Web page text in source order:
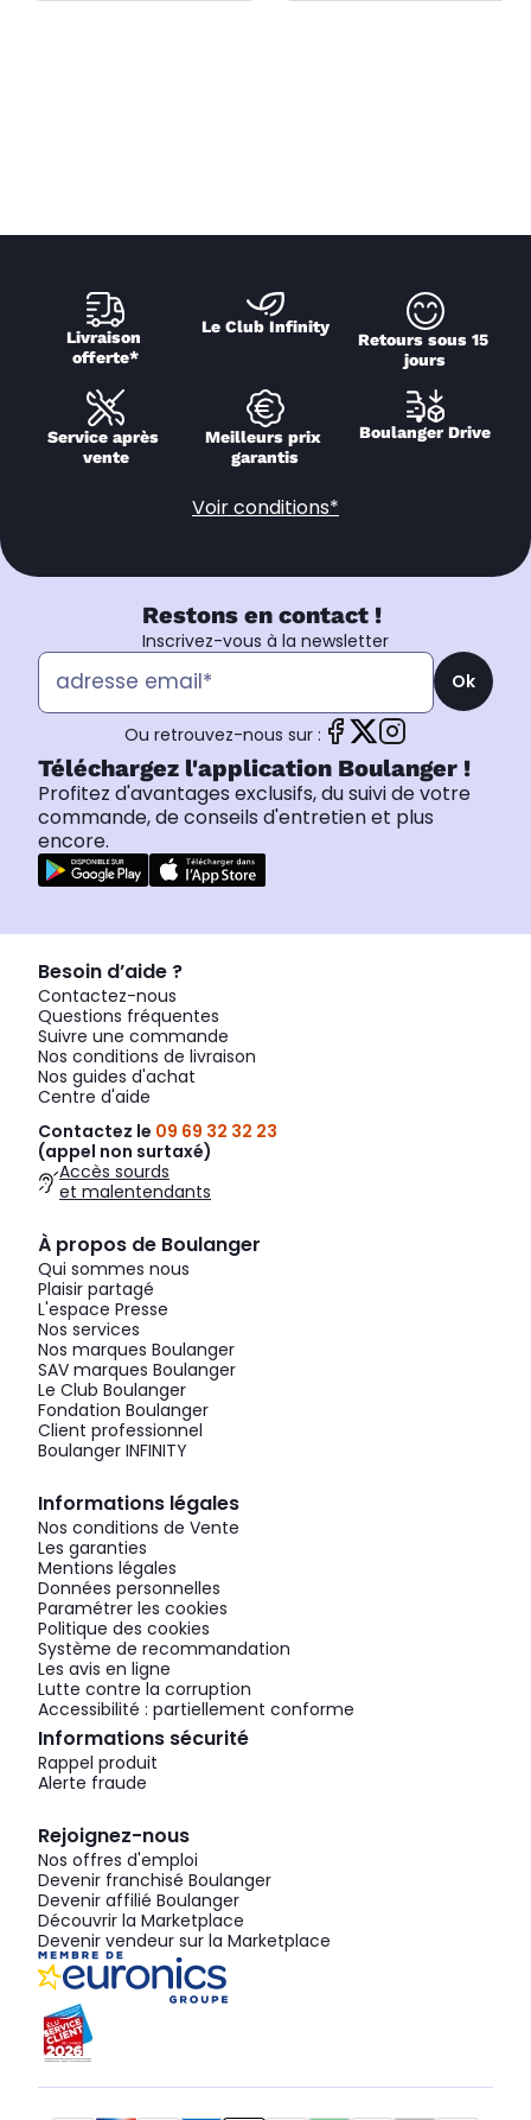
Livraison
offerte*
Le Club Infinity
Retours sous 15
jours
Service après
vente
Meilleurs prix
garantis
Boulanger Drive
Voir conditions*
Restons en contact !
Inscrivez-vous à la newsletter
Ok
Ou retrouvez-nous sur :
Téléchargez l'application Boulanger !
Profitez d'avantages exclusifs, du suivi de votre
commande, de conseils d'entretien et plus
encore.
Besoin d’aide ?
Contactez-nous
Questions fréquentes
Suivre une commande
Nos conditions de livraison
Nos guides d'achat
Centre d'aide
Contactez le 09 69 32 32 23
(appel non surtaxé)
Accès sourds
et malentendants
À propos de Boulanger
Qui sommes nous
Plaisir partagé
L'espace Presse
Nos services
Nos marques Boulanger
SAV marques Boulanger
Le Club Boulanger
Fondation Boulanger
Client professionnel
Boulanger INFINITY
Informations légales
Nos conditions de Vente
Les garanties
Mentions légales
Données personnelles
Paramétrer les cookies
Politique des cookies
Système de recommandation
Les avis en ligne
Lutte contre la corruption
Accessibilité : partiellement conforme
Informations sécurité
Rappel produit
Alerte fraude
Rejoignez-nous
Nos offres d'emploi
Devenir franchisé Boulanger
Devenir affilié Boulanger
Découvrir la Marketplace
Devenir vendeur sur la Marketplace